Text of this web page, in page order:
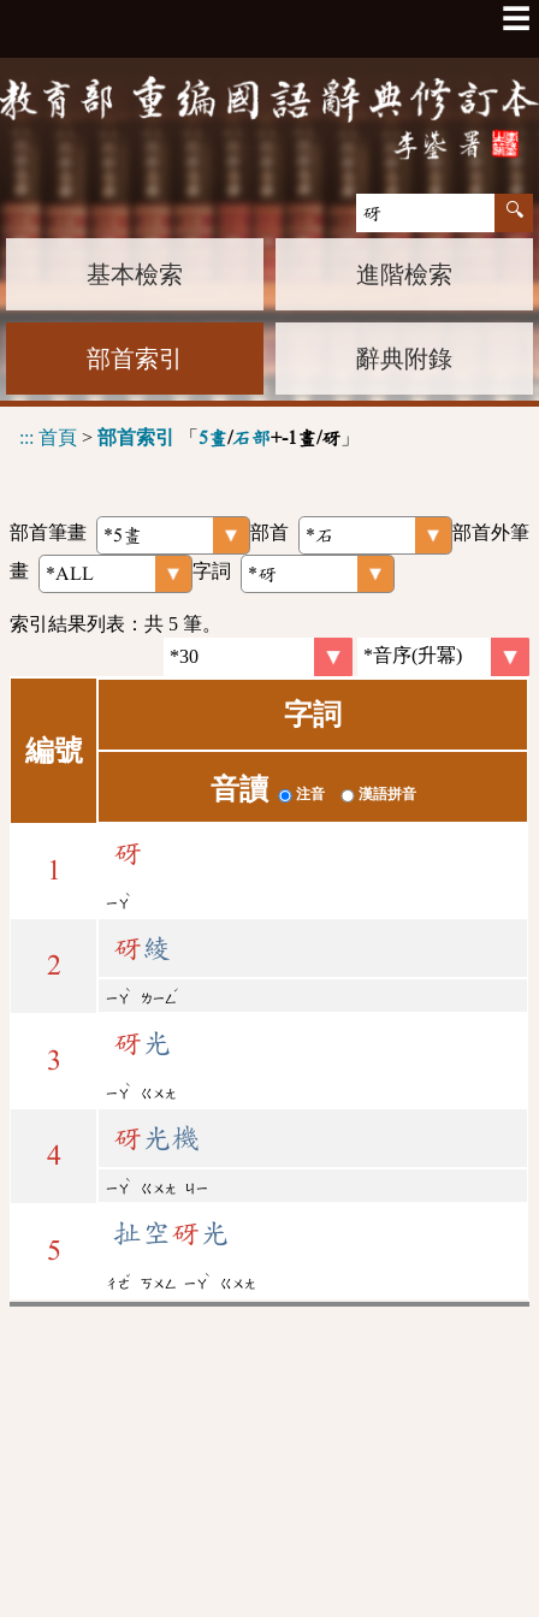
☰
基本檢索 進階檢索
部首索引 辭典附錄
::: 首頁 > 部首索引 「 5畫/石部+-1畫/砑 」
部首筆畫 部首
部首外筆
畫
字詞
索引結果列表：共 5 筆。
編號
字詞
音讀 注音 漢語拼音
1
砑
ㄧㄚ
ˋ
2
砑綾
ㄧㄚ
ˋ
ㄌㄧㄥ
ˊ
3
砑 光
ㄧㄚ
ˋ
ㄍㄨㄤ
4
砑 光機
ㄧㄚ
ˋ
ㄍㄨㄤ ㄐㄧ
5
扯空砑 光
ㄔㄜ
ˇ
ㄎㄨㄥ ㄧㄚ
ˋ
ㄍㄨㄤ